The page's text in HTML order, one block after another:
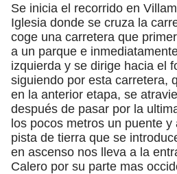
Se inicia el recorrido en
Iglesia donde se cruza la
coge una carretera que
a un parque e
izquierda y se dirige hacia el
siguiendo por esta carretera,
en la anterior etapa, se
después de pasar por la
los pocos metros un puente y
pista de tierra que se
en ascenso nos lleva a la
Calero por su parte mas